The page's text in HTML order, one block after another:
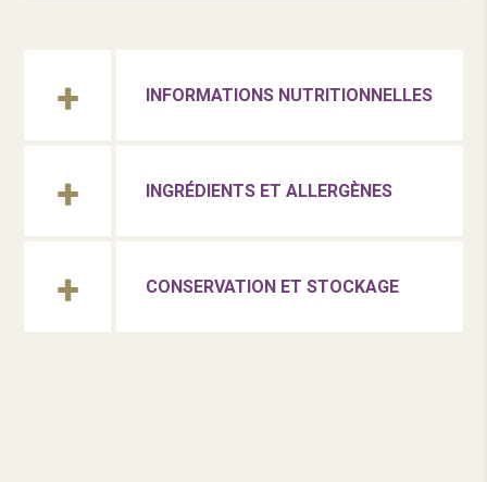
INFORMATIONS NUTRITIONNELLES
INGRÉDIENTS ET ALLERGÈNES
CONSERVATION ET STOCKAGE